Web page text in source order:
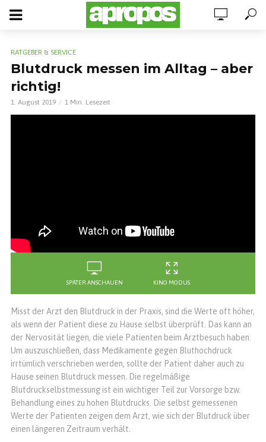
RATGEBER & SERVICE
Blutdruck messen im Alltag – aber
richtig!
1. August 2019 1 Min. Lesezeit
SPÄTER ANSCHAUEN KINO MODUS
Misst der Arzt den Blutdruck in der Praxis, sind die Werte oft höher,
als wenn der Patient diese zu Hause selbst überprüft. Das kann an
der Nervosität liegen, die viele Patienten beim Arztbesuch haben.
Um auszuschließen, dass Medikamente gegen Bluthochdruck
irrtümlich verschrieben werden, sollte der Patient daher auch zu
Hause seinen Blutdruck messen. Die regelmäßige
Blutdruckselbstmessung ist ein wichtiger Teil zur Vorsorge bzw.
Behandlung eines zu hohen Blutdrucks. Die selbst gemessenen
Werte der Patienten zeigen dem Arzt, wie sich der Blutdruck über
einen längeren Zeitraum verhält.